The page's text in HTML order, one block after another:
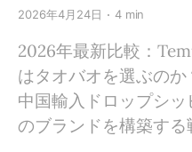
結論：2026年、あなたはどう
2026年4月24日 4 min
2026年最新比較：
はタオバオを選ぶの
中国輸入ドロップシ
のブランドを構築する